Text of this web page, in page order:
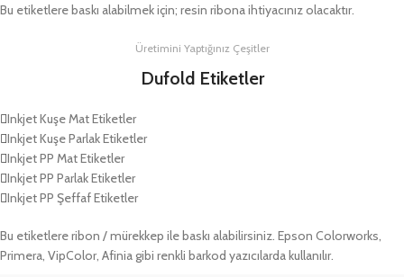
Bu etiketlere baskı alabilmek için; resin ribona ihtiyacınız olacaktır.
Üretimini Yaptığınız Çeşitler
Dufold Etiketler
Inkjet Kuşe Mat Etiketler
Inkjet Kuşe Parlak Etiketler
Inkjet PP Mat Etiketler
Inkjet PP Parlak Etiketler
Inkjet PP Şeffaf Etiketler
Bu etiketlere ribon / mürekkep ile baskı alabilirsiniz. Epson Colorworks,
Primera, VipColor, Afinia gibi renkli barkod yazıcılarda kullanılır.